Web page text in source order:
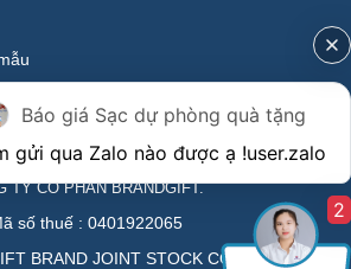
TY CỔ PHẦN BRANDGIFT.
số thuế : 0401922065
BRAND JOINT STOCK COMPANY
Báo giá Sạc dự phòng quà tặng
gửi qua Zalo nào được ạ !user.zalo
2